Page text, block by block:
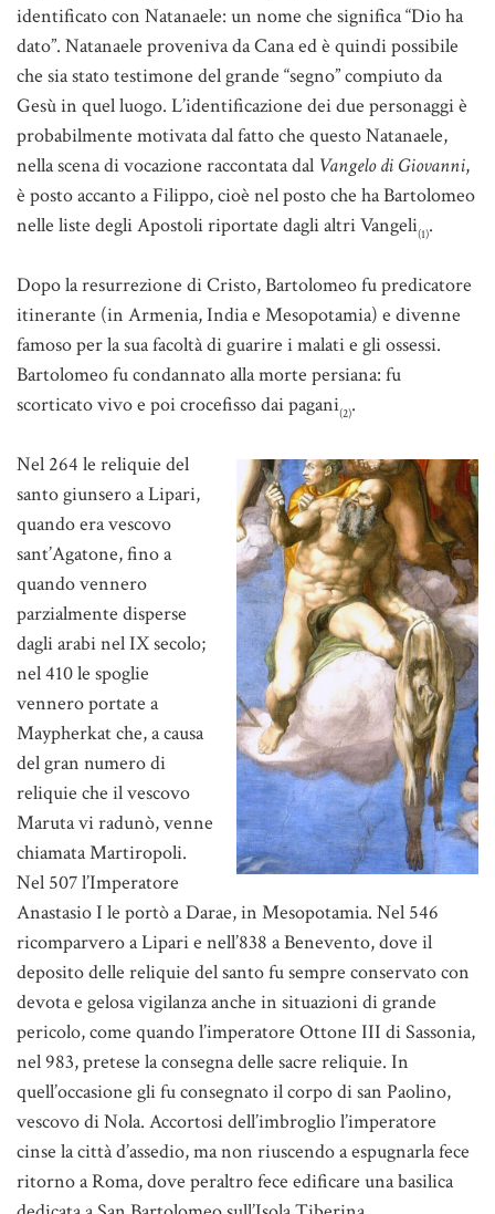
identificato con Natanaele: un nome che significa “Dio ha
dato”. Natanaele proveniva da Cana ed è quindi possibile
che sia stato testimone del grande “segno” compiuto da
Gesù in quel luogo. L’identificazione dei due personaggi è
probabilmente motivata dal fatto che questo Natanaele,
nella scena di vocazione raccontata dal Vangelo di Giovanni,
è posto accanto a Filippo, cioè nel posto che ha Bartolomeo
nelle liste degli Apostoli riportate dagli altri Vangeli(1).
Dopo la resurrezione di Cristo, Bartolomeo fu predicatore
itinerante (in Armenia, India e Mesopotamia) e divenne
famoso per la sua facoltà di guarire i malati e gli ossessi.
Bartolomeo fu condannato alla morte persiana: fu
scorticato vivo e poi crocefisso dai pagani(2).
Nel 264 le reliquie del
santo giunsero a Lipari,
quando era vescovo
sant’Agatone, fino a
quando vennero
parzialmente disperse
dagli arabi nel IX secolo;
nel 410 le spoglie
vennero portate a
Maypherkat che, a causa
del gran numero di
reliquie che il vescovo
Maruta vi radunò, venne
chiamata Martiropoli.
Nel 507 l’Imperatore
Anastasio I le portò a Darae, in Mesopotamia. Nel 546
ricomparvero a Lipari e nell’838 a Benevento, dove il
deposito delle reliquie del santo fu sempre conservato con
devota e gelosa vigilanza anche in situazioni di grande
pericolo, come quando l’imperatore Ottone III di Sassonia,
nel 983, pretese la consegna delle sacre reliquie. In
quell’occasione gli fu consegnato il corpo di san Paolino,
vescovo di Nola. Accortosi dell’imbroglio l’imperatore
cinse la città d’assedio, ma non riuscendo a espugnarla fece
ritorno a Roma, dove peraltro fece edificare una basilica